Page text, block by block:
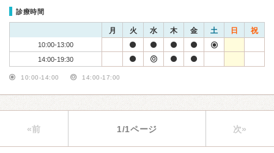
診療時間
月 火 水 木 金 土 日 祝
10:00-13:00
14:00-19:30
10:00-14:00 14:00-17:00
«前 1/1ページ 次»